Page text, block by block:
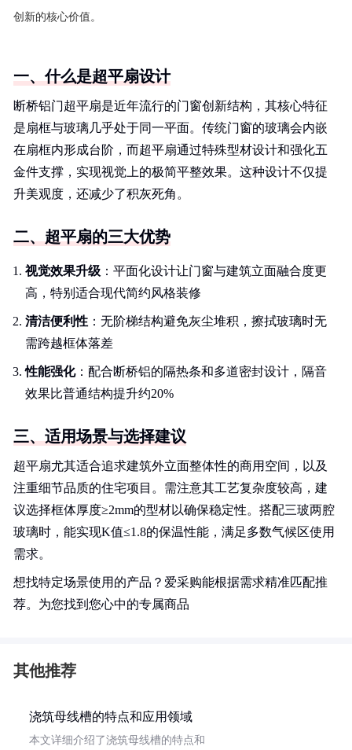
创新的核心价值。
一、什么是超平扇设计
断桥铝门超平扇是近年流行的门窗创新结构，其核心特征
是扇框与玻璃几乎处于同一平面。传统门窗的玻璃会内嵌
在扇框内形成台阶，而超平扇通过特殊型材设计和强化五
金件支撑，实现视觉上的极简平整效果。这种设计不仅提
升美观度，还减少了积灰死角。
二、超平扇的三大优势
视觉效果升级 ：平面化设计让门窗与建筑立面融合度更
高，特别适合现代简约风格装修
清洁便利性 ：无阶梯结构避免灰尘堆积，擦拭玻璃时无
需跨越框体落差
性能强化：配合断桥铝的隔热条和多道密封设计，隔音
效果比普通结构提升约20%
三、适用场景与选择建议
超平扇尤其适合追求建筑外立面整体性的商用空间，以及
注重细节品质的住宅项目。需注意其工艺复杂度较高，建
议选择框体厚度≥2mm的型材以确保稳定性。搭配三玻两腔
玻璃时，能实现K值≤1.8的保温性能，满足多数气候区使用
需求。
想找特定场景使用的产品？爱采购能根据需求精准匹配推
荐。为您找到您心中的专属商品
其他推荐
浇筑母线槽的特点和应用领域
本文详细介绍了浇筑母线槽的特点和